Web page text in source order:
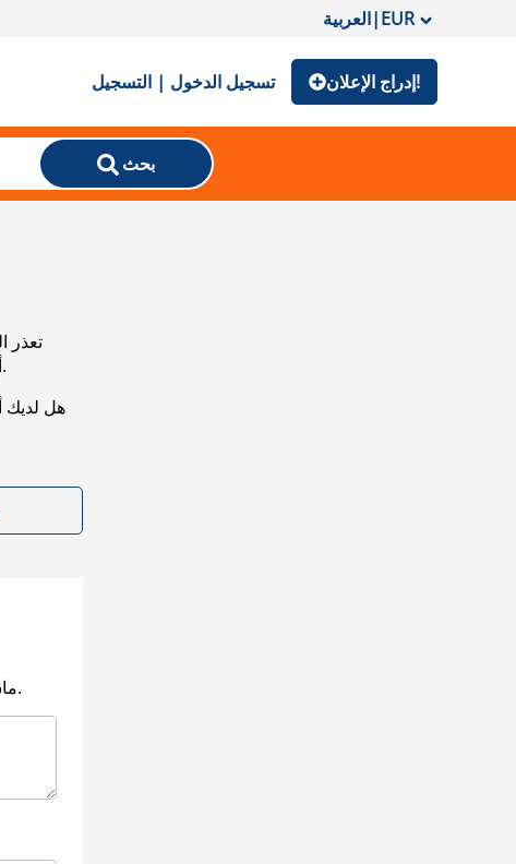
العربية|EUR
تسجيل الدخول | التسجيل إدراج الإعلان!
بحث
تعذر
URL، أو عرض خريطة الموقع الخاصة بنا لمساعدتك في العثور على ما تريد.
هل لديك
ماسكوس. نقرأ آراءك، ونرد عليها، بناء على طلبكم في أسرع وقت ممكن.